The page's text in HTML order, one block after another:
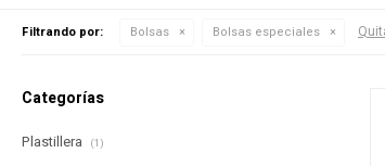
Filtrando por: Bolsas Bolsas especiales
Categorías
Plastillera (1)